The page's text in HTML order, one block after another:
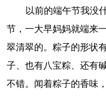
以前的端午节我没
节，一大早妈妈就端来
翠清翠的。粽子的形状
子、也有八宝粽、还有
不错。闻着粽子的香味